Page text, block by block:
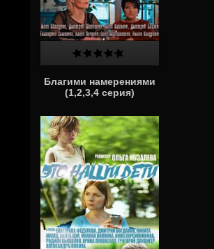
Благими намерениями
(1,2,3,4 серия)